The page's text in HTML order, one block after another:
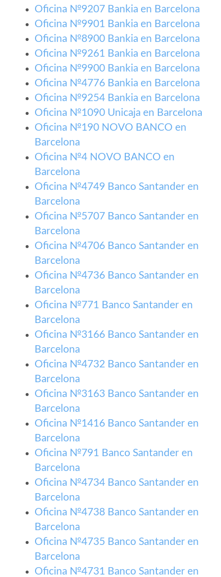
Oficina №9207 Bankia en Barcelona
Oficina №9901 Bankia en Barcelona
Oficina №8900 Bankia en Barcelona
Oficina №9261 Bankia en Barcelona
Oficina №9900 Bankia en Barcelona
Oficina №4776 Bankia en Barcelona
Oficina №9254 Bankia en Barcelona
Oficina №1090 Unicaja en Barcelona
Oficina №190 NOVO BANCO en
Barcelona
Oficina №4 NOVO BANCO en
Barcelona
Oficina №4749 Banco Santander en
Barcelona
Oficina №5707 Banco Santander en
Barcelona
Oficina №4706 Banco Santander en
Barcelona
Oficina №4736 Banco Santander en
Barcelona
Oficina №771 Banco Santander en
Barcelona
Oficina №3166 Banco Santander en
Barcelona
Oficina №4732 Banco Santander en
Barcelona
Oficina №3163 Banco Santander en
Barcelona
Oficina №1416 Banco Santander en
Barcelona
Oficina №791 Banco Santander en
Barcelona
Oficina №4734 Banco Santander en
Barcelona
Oficina №4738 Banco Santander en
Barcelona
Oficina №4735 Banco Santander en
Barcelona
Oficina №4731 Banco Santander en